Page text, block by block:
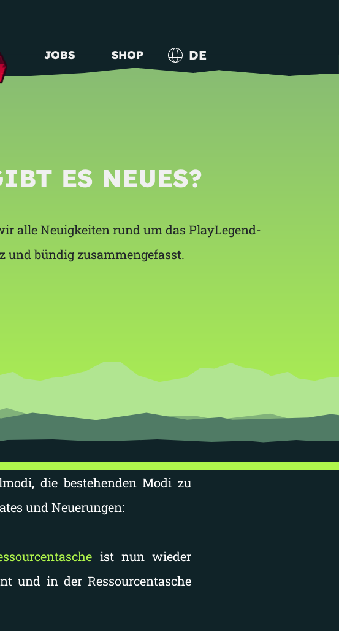
JOBS SHOP DE
ES NEUES?
alle Neuigkeiten rund um das PlayLegend-
und bündig zusammengefasst.
die bestehenden Modi zu
und Neuerungen:
ist nun wieder
und in der Ressourcentasche